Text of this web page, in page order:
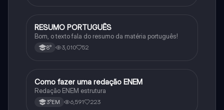
Português
RESUMO PORTUGUÊS
Bom, o texto fala do resumo da matéria português!
8° 3,010 52
Português
Como fazer uma redação ENEM
Redação ENEM estrutura
3°EM 6,591 223